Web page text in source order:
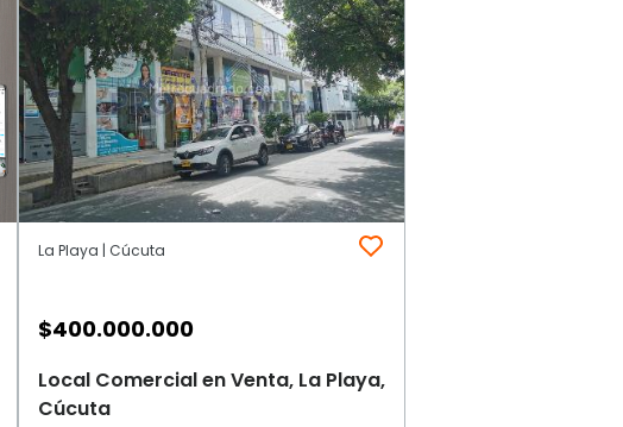
La Playa | Cúcuta
$400.000.000
Local Comercial en Venta, La Playa,
Cúcuta